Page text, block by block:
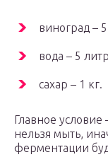
виноград – 5
вода – 5
сахар – 1 кг.
Главное
нельзя мыть,
ферментации